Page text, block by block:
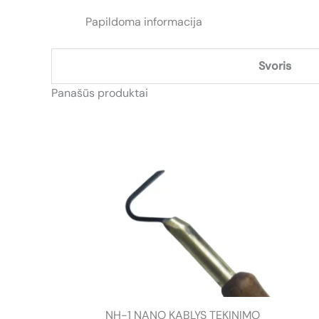
Papildoma informacija
Svoris
Panašūs produktai
NH-1 NANO KABLYS TEKINIMO